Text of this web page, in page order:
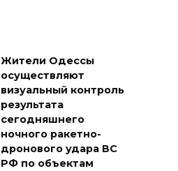
Жители Одессы
осуществляют
визуальный контроль
результата
сегодняшнего
ночного ракетно-
дронового удара ВС
РФ по объектам